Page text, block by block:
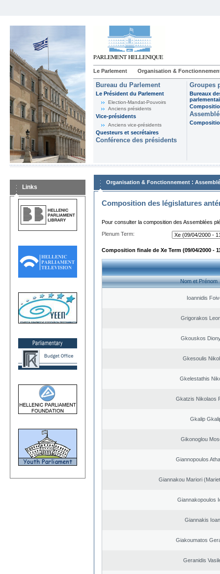
Le Parlement Organisation &
Bureau du Parlement
Le Président du Parlement
Election-Mandat-Pouvoirs
Anciens présidents
Vice-présidents
Anciens vice-présidents
Questeurs et secrétaires
Conférence des présidents
Groupes
Bureaux
Links
Organisation & Fonctionnement :
Composition des législatures
Pour consulter la composition des Assemblées
Plenum Term:
Composition finale de Xe Term (09/04/2000 -
Nom et Prénom
Ioannidis
Grigorakos
Gkouskos
Gkesoulis
Gkelestathis
Gkatzis Nikolaos
Gkalip
Gikonoglou
Giannopoulos
Giannakou Mariori
Giannakopoulos
Giannakis
Giakoumatos
Geranidis